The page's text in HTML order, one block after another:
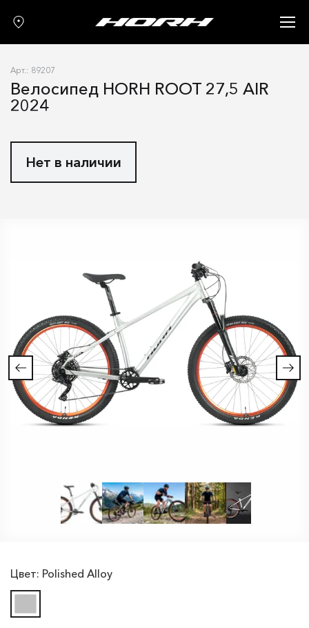
Запчасти
Аксессуары
О нас
Гарантия
Арт.: 89207
Велосипед HORH ROOT 27,5 AIR
2024
Нет в наличии
Цвет: Polished Alloy